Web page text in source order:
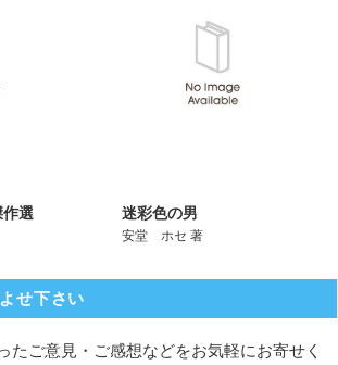
選 迷彩色の男
安堂 ホセ 著
せ下さい
たご意見・ご感想などをお気軽にお寄せく